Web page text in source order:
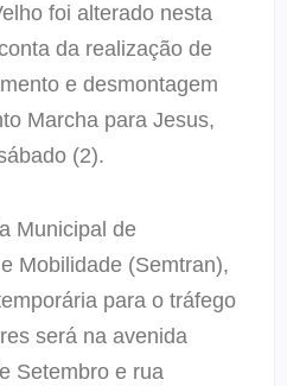
foi alterado nesta
da realização de
e desmontagem
Marcha para Jesus,
(2).
Municipal de
Mobilidade (Semtran),
para o tráfego
será na avenida
Setembro e rua